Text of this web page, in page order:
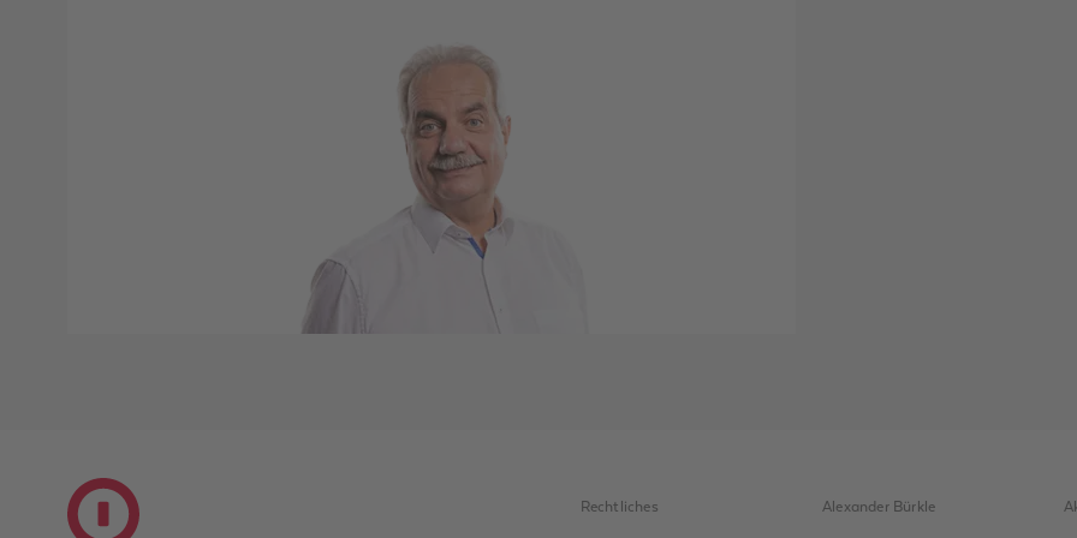
Rechtliches Alexander Bürkle